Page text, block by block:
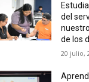
del
de los
20 julio,